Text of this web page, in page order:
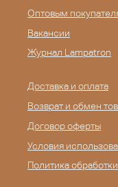
Оптовым
Вакансии
Журнал Lampatron
Доставка и оплата
Возврат и обмен
Договор оферты
Условия
Политика